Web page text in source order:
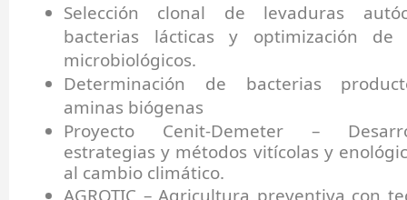
Selección clonal de levaduras
bacterias lácticas y optimización de
microbiológicos.
Determinación de bacterias
aminas biógenas
Proyecto Cenit-Demeter –
estrategias y métodos vitícolas y
al cambio climático.